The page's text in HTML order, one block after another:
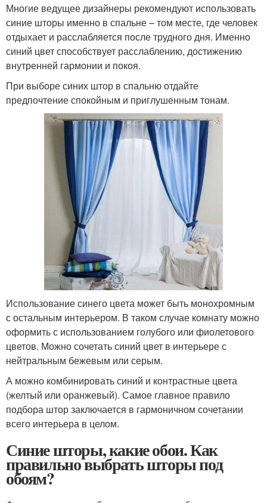
Многие ведущее дизайнеры рекомендуют использовать
синие шторы именно в спальне – том месте, где человек
отдыхает и расслабляется после трудного дня. Именно
синий цвет способствует расслаблению, достижению
внутренней гармонии и покоя.
При выборе синих штор в спальню отдайте
предпочтение спокойным и приглушенным тонам.
Использование синего цвета может быть монохромным
с остальным интерьером. В таком случае комнату можно
оформить с использованием голубого или фиолетового
цветов. Можно сочетать синий цвет в интерьере с
нейтральным бежевым или серым.
А можно комбинировать синий и контрастные цвета
(желтый или оранжевый). Самое главное правило
подбора штор заключается в гармоничном сочетании
всего интерьера в целом.
Синие шторы, какие обои. Как
правильно выбрать шторы под
обоям?